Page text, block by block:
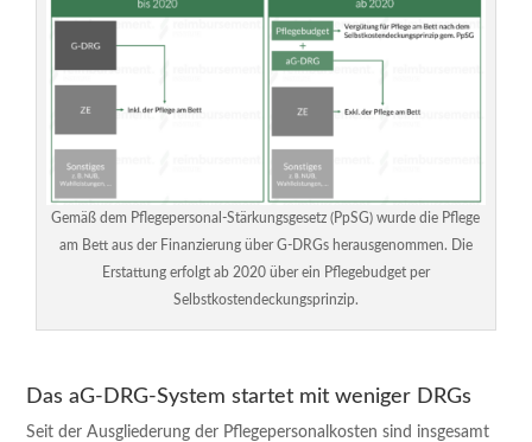
Gemäß dem Pflegepersonal-Stärkungsgesetz (PpSG) wurde die Pflege
am Bett aus der Finanzierung über G-DRGs herausgenommen. Die
Erstattung erfolgt ab 2020 über ein Pflegebudget per
Selbstkostendeckungsprinzip.
Das aG-DRG-System startet mit weniger DRGs
Seit der Ausgliederung der Pflegepersonalkosten sind insgesamt